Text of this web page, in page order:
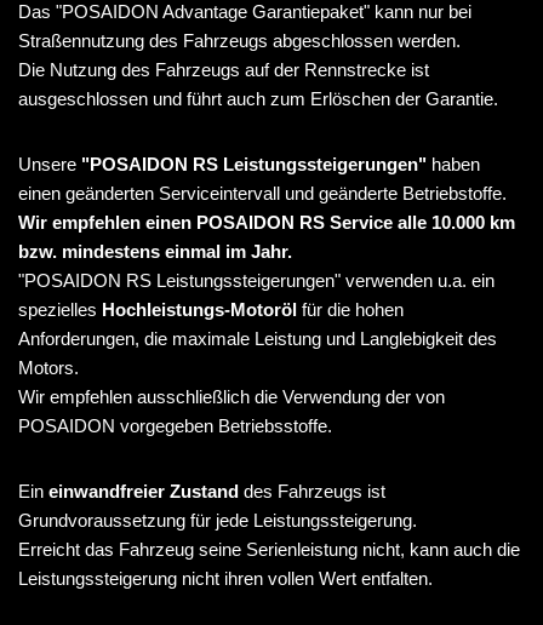
Das "POSAIDON Advantage Garantiepaket" kann nur bei
Straßennutzung des Fahrzeugs abgeschlossen werden.
Die Nutzung des Fahrzeugs auf der Rennstrecke ist
ausgeschlossen und führt auch zum Erlöschen der Garantie.
Unsere "POSAIDON RS Leistungssteigerungen" haben
einen geänderten Serviceintervall und geänderte Betriebstoffe.
Wir empfehlen einen POSAIDON RS Service alle 10.000 km
bzw. mindestens einmal im Jahr.
"POSAIDON RS Leistungssteigerungen" verwenden u.a. ein
spezielles Hochleistungs-Motoröl für die hohen
Anforderungen, die maximale Leistung und Langlebigkeit des
Motors.
Wir empfehlen ausschließlich die Verwendung der von
POSAIDON vorgegeben Betriebsstoffe.
Ein einwandfreier Zustand des Fahrzeugs ist
Grundvoraussetzung für jede Leistungssteigerung.
Erreicht das Fahrzeug seine Serienleistung nicht, kann auch die
Leistungssteigerung nicht ihren vollen Wert entfalten.